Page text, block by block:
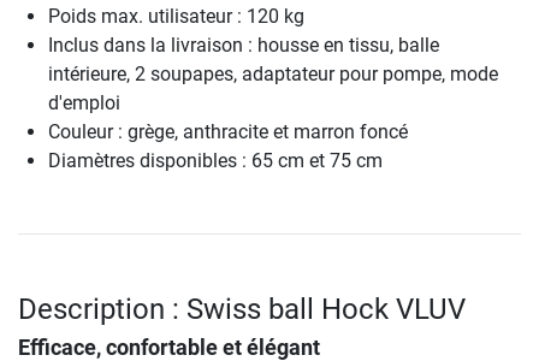
Poids max. utilisateur : 120 kg
Inclus dans la livraison : housse en tissu, balle
intérieure, 2 soupapes, adaptateur pour pompe, mode
d'emploi
Couleur : grège, anthracite et marron foncé
Diamètres disponibles : 65 cm et 75 cm
Description : Swiss ball Hock VLUV
Efficace, confortable et élégant